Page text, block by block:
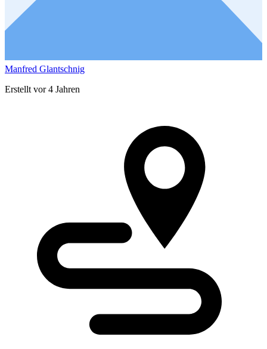
Manfred Glantschnig
Erstellt vor 4 Jahren